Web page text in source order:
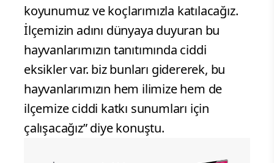
koyunumuz ve koçlarımızla katılacağız.
İlçemizin adını dünyaya duyuran bu
hayvanlarımızın tanıtımında ciddi
eksikler var. biz bunları gidererek, bu
hayvanlarımızın hem ilimize hem de
ilçemize ciddi katkı sunumları için
çalışacağız” diye konuştu.